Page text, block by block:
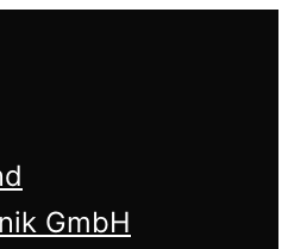
GmbH